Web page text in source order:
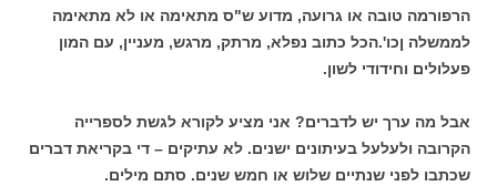
הרפורמה טובה או גרועה, מדוע ש"ס מתאימה או לא מתאימה
לממשלה ןכו'.הכל כתוב נפלא, מרתק, מרגש, מעניין, עם המון
פעלולים וחידודי לשון.
אבל מה ערך יש לדברים? אני מציע לקורא לגשת לספרייה
הקרובה ולעלעל בעיתונים ישנים. לא עתיקים – די בקריאת דברים
שכתבו לפני שנתיים שלוש או חמש שנים. סתם מילים.